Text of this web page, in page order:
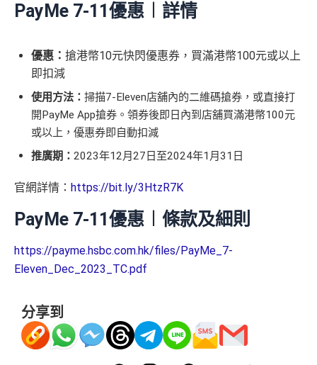
PayMe 7-11優惠︱詳情
優惠： 搶港幣10元快閃優惠券，買滿港幣100元或以上
即扣減
使用方法： 掃描7-Eleven店舖內的二維碼搶券，或直接打
開PayMe App搶券。領券後即日內到店舖買滿港幣100元
或以上，優惠券即自動扣減
推廣期： 2023年12月27日至2024年1月31日
官網詳情： https://bit.ly/3HtzR7K
PayMe 7-11優惠︱條款及細則
https://payme.hsbc.com.hk/files/PayMe_7-
Eleven_Dec_2023_TC.pdf
分享到